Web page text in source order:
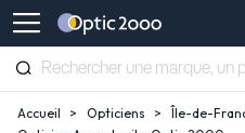
Accueil Opticiens Île-de-